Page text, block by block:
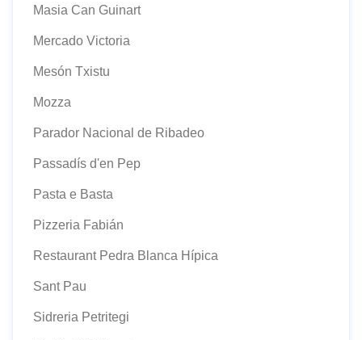
Masia Can Guinart
Mercado Victoria
Mesón Txistu
Mozza
Parador Nacional de Ribadeo
Passadís d'en Pep
Pasta e Basta
Pizzeria Fabián
Restaurant Pedra Blanca Hípica
Sant Pau
Sidreria Petritegi